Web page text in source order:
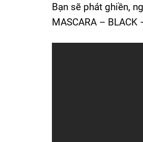
Bạn sẽ phát ghiền,
MASCARA –